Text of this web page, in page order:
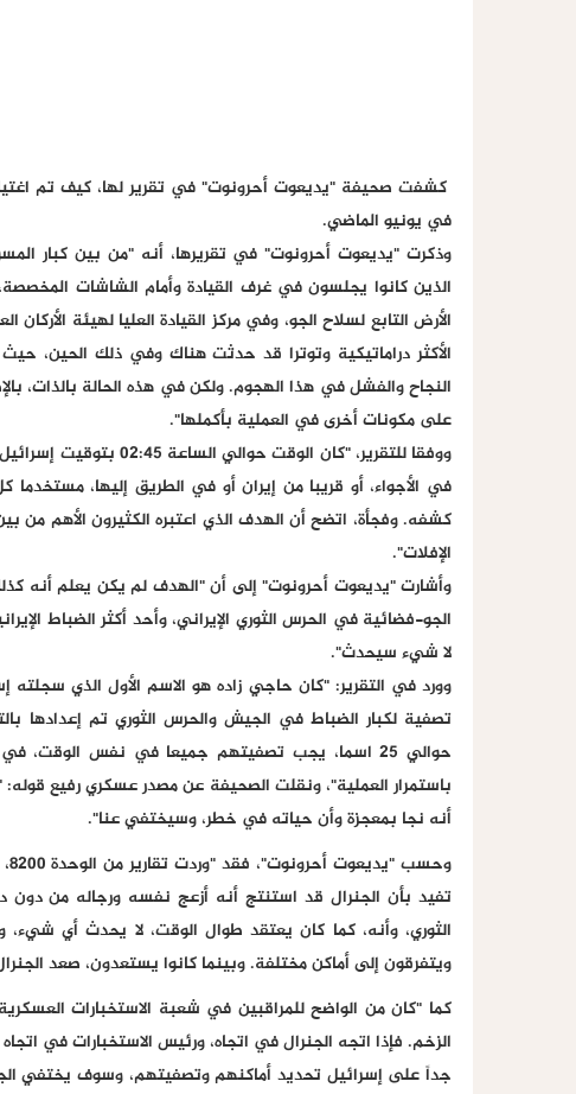
كشفت صحيفة "يديعوت أحرونوت" في تقرير لها، كيف تم
في يونيو الماضي.
الذين كانوا يجلسون في غرف القيادة وأمام الشاشات
الأرض التابع لسلاح الجو، وفي مركز القيادة العليا لهيئة
الأكثر دراماتيكية وتوترا قد حدثت هناك وفي ذلك
النجاح والفشل في هذا الهجوم. ولكن في هذه الحالة بالذات،
على مكونات أخرى في العملية بأكملها".
في الأجواء، أو قريبا من إيران أو في الطريق إليها،
الإفلات".
وأشارت "يديعوت أحرونوت" إلى أن "الهدف لم يكن يعلم أنه
الجو-فضائية في الحرس الثوري الإيراني، وأحد أكثر الضباط
لا شيء سيحدث".
وورد في التقرير: "كان حاجي زاده هو الاسم الأول الذي
تصفية لكبار الضباط في الجيش والحرس الثوري تم إعدادها
حوالي 25 اسما، يجب تصفيتهم جميعا في نفس الوقت،
باستمرار العملية"، ونقلت الصحيفة عن مصدر عسكري رفيع
أنه نجا بمعجزة وأن حياته في خطر، وسيختفي عنا".
تفيد بأن الجنرال قد استنتج أنه أزعج نفسه ورجاله من دون
الثوري، وأنه، كما كان يعتقد طوال الوقت، لا يحدث أي شيء،
ويتفرقون إلى أماكن مختلفة. وبينما كانوا يستعدون، صعد
كما "كان من الواضح للمراقبين في شعبة الاستخبارات
الزخم. فإذا اتجه الجنرال في اتجاه، ورئيس الاستخبارات في
جداً على إسرائيل تحديد أماكنهم وتصفيتهم، وسوف يختفي